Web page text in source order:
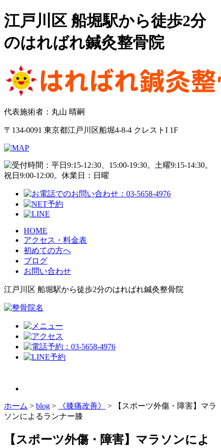
江戸川区 船堀駅から徒歩2分
のはればれ鍼灸整骨院
代表施術者：丸山 晴嗣
〒134-0091 東京都江戸川区船堀4-8-4 クレストI 1F
HOME
アクセス・料金表
初めての方へ
ブログ
お問い合わせ
江戸川区 船堀駅から徒歩2分のはればれ鍼灸整骨院
ホーム > blog > 《膝痛改善》 >
【スポーツ外傷・障害】マラ
ソンによるランナー膝
【スポーツ外傷・障害】マラソンによ